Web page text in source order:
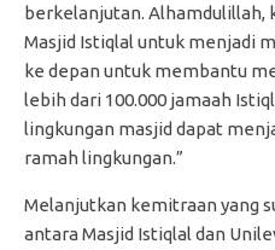
berkelanjutan. Alhamdulillah,
Masjid Istiqlal untuk menjadi
ke depan untuk membantu
lebih dari 100.000 jamaah
lingkungan masjid dapat
ramah lingkungan.”
Melanjutkan kemitraan yang
antara Masjid Istiqlal dan